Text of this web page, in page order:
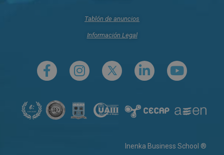
Tablón de anuncios
Información Legal
Inenka Business School ®